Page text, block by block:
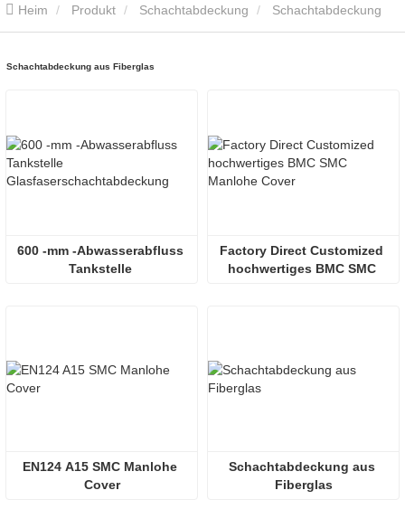
Heim Produkt Schachtabdeckung
Schachtabdeckung aus Fiberglas
600 -mm -Abwasserabfluss
Tankstelle
Factory Direct Customized
hochwertiges BMC SMC
EN124 A15 SMC Manlohe
Cover
Schachtabdeckung aus
Fiberglas